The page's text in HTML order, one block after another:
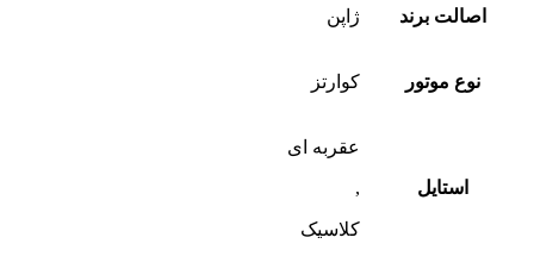
اصالت برند ژاپن
نوع موتور کوارتز
استایل
عقربه ای
,
کلاسیک